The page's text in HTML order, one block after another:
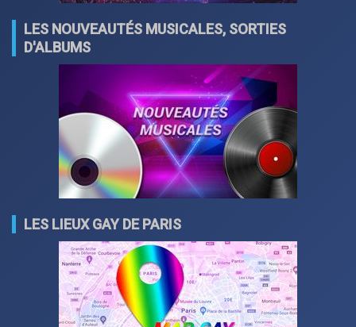
LES NOUVEAUTÉS MUSICALES, SORTIES
D'ALBUMS
LES LIEUX GAY DE PARIS